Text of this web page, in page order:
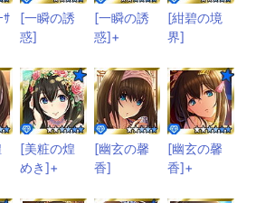
ｻ
[一瞬の誘
惑]
[一瞬の誘
惑]+
[紺碧の境
界]
[美粧の煌
めき]+
[幽玄の馨
香]
[幽玄の馨
香]+